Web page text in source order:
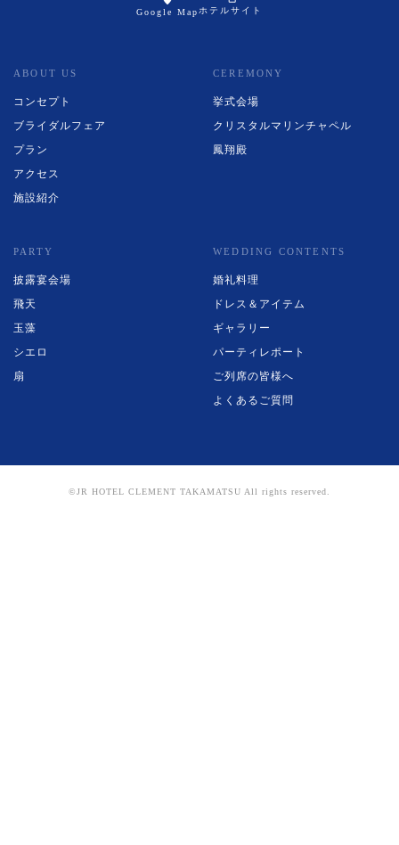
Google Map ホテルサイト
ABOUT US
コンセプト
ブライダルフェア
プラン
アクセス
施設紹介
CEREMONY
挙式会場
クリスタルマリンチャペル
鳳翔殿
PARTY
披露宴会場
飛天
玉藻
シエロ
扇
WEDDING CONTENTS
婚礼料理
ドレス＆アイテム
ギャラリー
パーティレポート
ご列席の皆様へ
よくあるご質問
©JR HOTEL CLEMENT TAKAMATSU All rights reserved.